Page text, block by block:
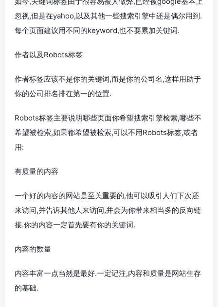
忽视,但是在yahoo,以及其他一些搜索引擎中还是偶尔用到.
每个页面建议用不同的keyword,也不要累加关键词.
作者以及Robots标签
作者标签应该不是你的关键词,而是你的公司名,这样用助于
你的公司排名排在第一的位置.
Robots标签主要说明哪些页面你希望搜索引擎检索,哪些不
希望被检索,如果都希望被检索,可以不用Robots标签,或者
用:
有质量的内容
一个好的内容的网站是至关重要的,他可以吸引人们下次还
来访问,并告诉其他人来访问,并会为你带来相当多的反向链
接.你的内容一定首先要有你的关键词.
内容的数量
内容丰富一点当然是最好.一定记注,内容和质量是网站生存
的基础.